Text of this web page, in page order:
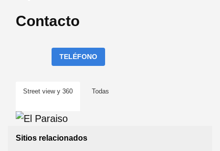
Contacto
TELÉFONO
Street view y 360 Todas
Sitios relacionados